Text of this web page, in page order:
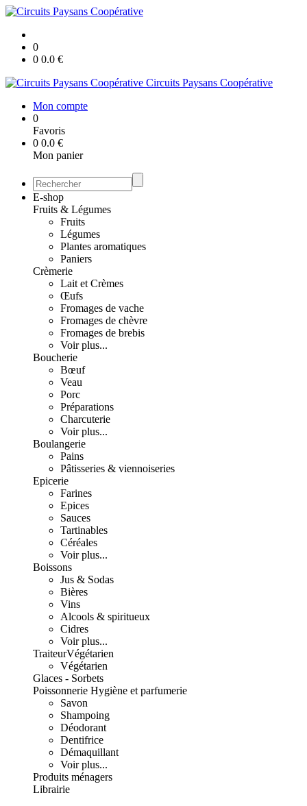
0
0 0.0 €
Circuits Paysans Coopérative
Mon compte
0
Favoris
0 0.0 €
Mon panier
E-shop
Fruits & Légumes
Fruits
Légumes
Plantes aromatiques
Paniers
Crèmerie
Lait et Crèmes
Œufs
Fromages de vache
Fromages de chèvre
Fromages de brebis
Voir plus...
Boucherie
Bœuf
Veau
Porc
Préparations
Charcuterie
Voir plus...
Boulangerie
Pains
Pâtisseries & viennoiseries
Epicerie
Farines
Epices
Sauces
Tartinables
Céréales
Voir plus...
Boissons
Jus & Sodas
Bières
Vins
Alcools & spiritueux
Cidres
Voir plus...
TraiteurVégétarien
Végétarien
Glaces - Sorbets
Poissonnerie Hygiène et parfumerie
Savon
Shampoing
Déodorant
Dentifrice
Démaquillant
Voir plus...
Produits ménagers
Librairie